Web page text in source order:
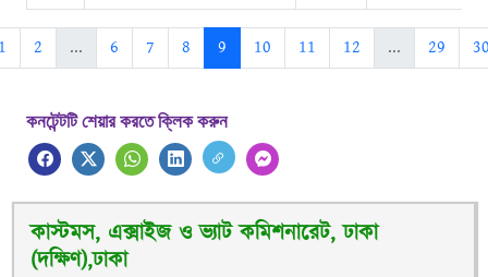
2 ... 6 7 8 9 10 11 12 ... 29
কনটেন্টটি শেয়ার করতে ক্লিক করুন
কাস্টমস, এক্সাইজ ও ভ্যাট কমিশনারেট, ঢাকা
(দক্ষিণ),ঢাকা